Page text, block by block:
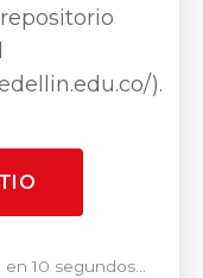
).
10 segundos...